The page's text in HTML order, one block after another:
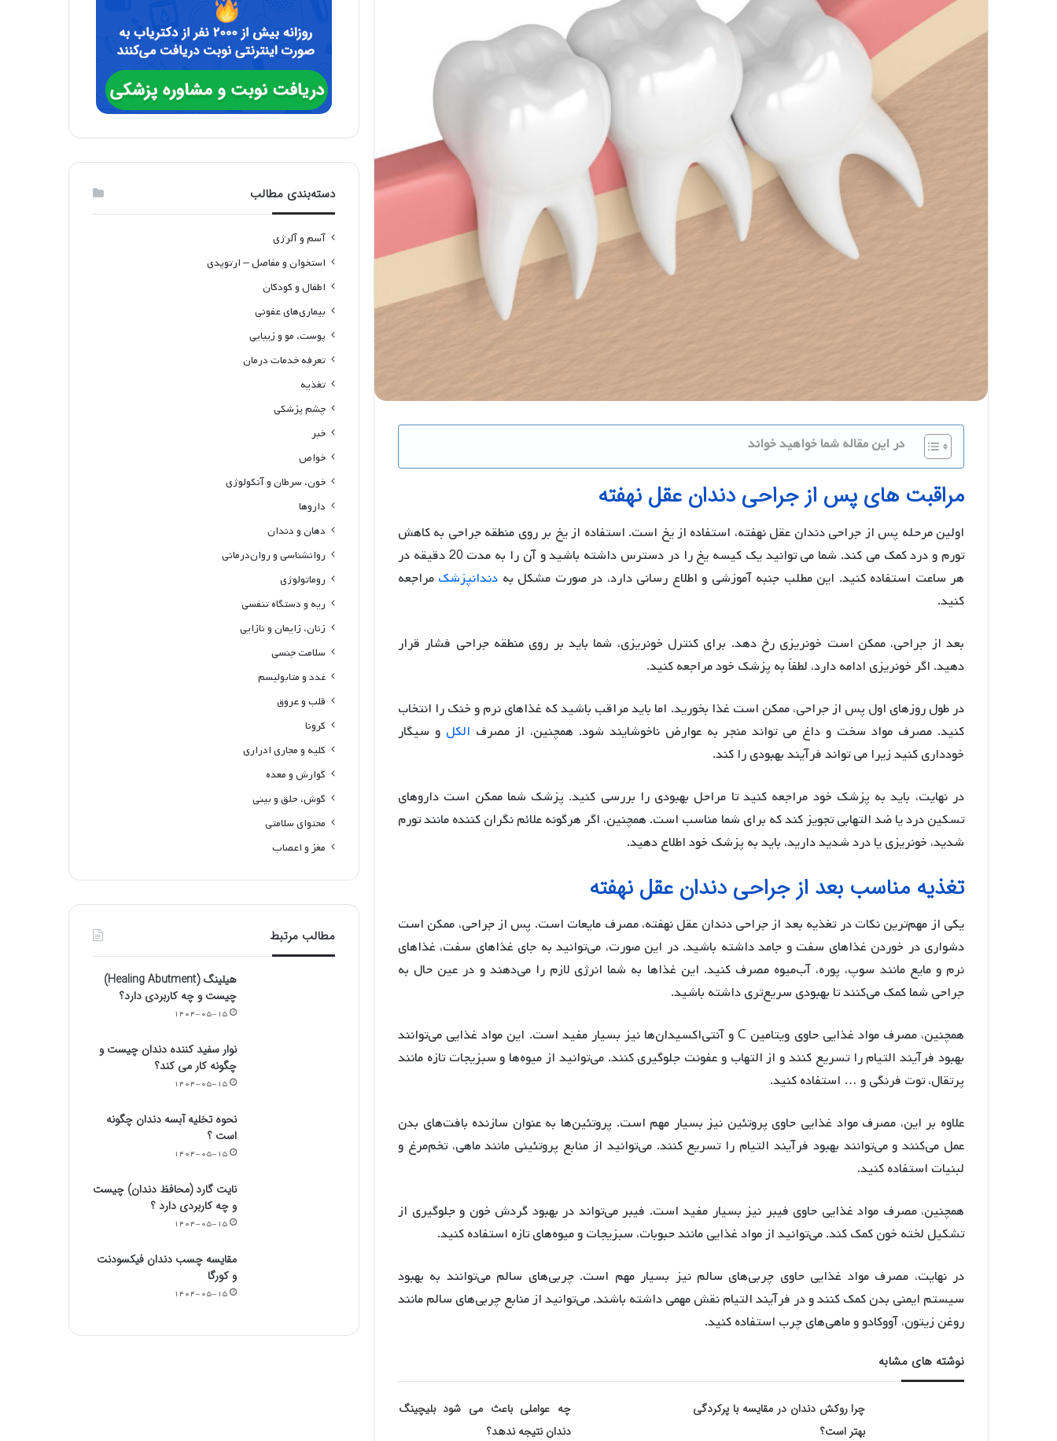
در این مقاله شما خواهید خواند
مراقبت های پس از جراحی دندان عقل نهفته
اولین مرحله پس از جراحی دندان عقل نهفته، استفاده از یخ است. استفاده از یخ بر روی منطقه جراحی به کاهش
تورم و درد کمک می کند. شما می توانید یک کیسه یخ را در دسترس داشته باشید و آن را به مدت 20 دقیقه در
هر ساعت استفاده کنید. این مطلب جنبه آموزشی و اطلاع رسانی دارد، در صورت مشکل به دندانپزشک مراجعه
کنید.
بعد از جراحی، ممکن است خونریزی رخ دهد. برای کنترل خونریزی، شما باید بر روی منطقه جراحی فشار قرار
دهید. اگر خونریزی ادامه دارد، لطفاً به پزشک خود مراجعه کنید.
در طول روزهای اول پس از جراحی، ممکن است غذا بخورید. اما باید مراقب باشید که غذاهای نرم و خنک را انتخاب
کنید. مصرف مواد سخت و داغ می تواند منجر به عوارض ناخوشایند شود. همچنین، از مصرف الکل و سیگار
خودداری کنید زیرا می تواند فرآیند بهبودی را کند.
در نهایت، باید به پزشک خود مراجعه کنید تا مراحل بهبودی را بررسی کنید. پزشک شما ممکن است داروهای
تسکین درد یا ضد التهابی تجویز کند که برای شما مناسب است. همچنین، اگر هرگونه علائم نگران کننده مانند تورم
شدید، خونریزی یا درد شدید دارید، باید به پزشک خود اطلاع دهید.
تغذیه مناسب بعد از جراحی دندان عقل نهفته
یکی از مهم‌ترین نکات در تغذیه بعد از جراحی دندان عقل نهفته، مصرف مایعات است. پس از جراحی، ممکن است
دشواری در خوردن غذاهای سفت و جامد داشته باشید. در این صورت، می‌توانید به جای غذاهای سفت، غذاهای
نرم و مایع مانند سوپ، پوره، آب‌میوه مصرف کنید. این غذاها به شما انرژی لازم را می‌دهند و در عین حال به
جراحی شما کمک می‌کنند تا بهبودی سریع‌تری داشته باشید.
همچنین، مصرف مواد غذایی حاوی ویتامین C و آنتی‌اکسیدان‌ها نیز بسیار مفید است. این مواد غذایی می‌توانند
بهبود فرآیند التیام را تسریع کنند و از التهاب و عفونت جلوگیری کنند. می‌توانید از میوه‌ها و سبزیجات تازه مانند
پرتقال، توت فرنگی و … استفاده کنید.
علاوه بر این، مصرف مواد غذایی حاوی پروتئین نیز بسیار مهم است. پروتئین‌ها به عنوان سازنده بافت‌های بدن
عمل می‌کنند و می‌توانند بهبود فرآیند التیام را تسریع کنند. می‌توانید از منابع پروتئینی مانند ماهی، تخم‌مرغ و
لبنیات استفاده کنید.
همچنین، مصرف مواد غذایی حاوی فیبر نیز بسیار مفید است. فیبر می‌تواند در بهبود گردش خون و جلوگیری از
تشکیل لخته خون کمک کند. می‌توانید از مواد غذایی مانند حبوبات، سبزیجات و میوه‌های تازه استفاده کنید.
در نهایت، مصرف مواد غذایی حاوی چربی‌های سالم نیز بسیار مهم است. چربی‌های سالم می‌توانند به بهبود
سیستم ایمنی بدن کمک کنند و در فرآیند التیام نقش مهمی داشته باشند. می‌توانید از منابع چربی‌های سالم مانند
روغن زیتون، آووکادو و ماهی‌های چرب استفاده کنید.
نوشته های مشابه
چرا روکش دندان در مقایسه با پرکردگی
بهتر است؟
چه عواملی باعث می شود بلیچینگ
دندان نتیجه ندهد؟
دسته‌بندی مطالب
آسم و آلرژی
استخوان و مفاصل – ارتوپدی
اطفال و کودکان
بیماری‌های عفونی
پوست، مو و زیبایی
تعرفه خدمات درمان
تغذیه
چشم پزشکی
خبر
خواص
خون، سرطان و آنکولوژی
داروها
دهان و دندان
روانشناسی و روان‌درمانی
روماتولوژی
ریه و دستگاه تنفسی
زنان، زایمان و نازایی
سلامت جنسی
غدد و متابولیسم
قلب و عروق
کرونا
کلیه و مجاری ادراری
گوارش و معده
گوش، حلق و بینی
محتوای سلامتی
مغز و اعصاب
مطالب مرتبط
هیلینگ (Healing Abutment)
چیست و چه کاربردی دارد؟
۱۴۰۴-۰۵-۱۵
نوار سفید کننده دندان چیست و
چگونه کار می کند؟
۱۴۰۴-۰۵-۱۵
نحوه تخلیه آبسه دندان چگونه
است ؟
۱۴۰۴-۰۵-۱۵
نایت گارد (محافظ دندان) چیست
و چه کاربردی دارد ؟
۱۴۰۴-۰۵-۱۵
مقایسه چسب دندان فیکسودنت
و کورگا
۱۴۰۴-۰۵-۱۵